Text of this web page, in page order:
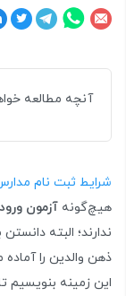
آنچه مطالعه
شرایط ثبت نام
هیچ‌گونه آزمون
ندارند؛ البته
ذهن والدین را
این زمینه بنویسیم